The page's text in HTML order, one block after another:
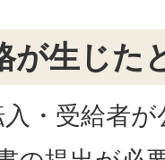
が生じた
・受給者